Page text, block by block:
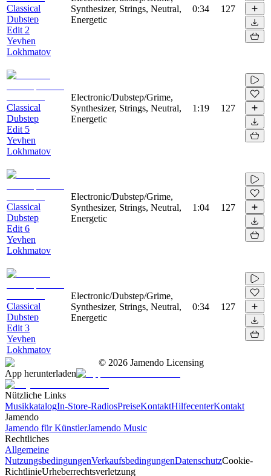
Classical
Dubstep
Edit 2
Yevhen
Lokhmatov
Synthesizer, Strings, Neutral,
Energetic
0:34 127
Classical
Dubstep
Edit 5
Yevhen
Lokhmatov
Electronic/Dubstep/Grime,
Synthesizer, Strings, Neutral,
Energetic
1:19 127
Classical
Dubstep
Edit 6
Yevhen
Lokhmatov
Electronic/Dubstep/Grime,
Synthesizer, Strings, Neutral,
Energetic
1:04 127
Classical
Dubstep
Edit 3
Yevhen
Lokhmatov
Electronic/Dubstep/Grime,
Synthesizer, Strings, Neutral,
Energetic
0:34 127
© 2026 Jamendo Licensing
App herunterladen
Nützliche Links
MusikkatalogIn-Store-RadiosPreiseKontaktHilfecenterKontakt
Jamendo
Jamendo für KünstlerJamendo Music
Rechtliches
Allgemeine
NutzungsbedingungenVerkaufsbedingungenDatenschutzCookie-
RichtlinieUrheberrechtsverletzung